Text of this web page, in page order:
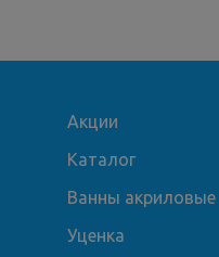
Акции
Каталог
Ванны акриловые
Уценка